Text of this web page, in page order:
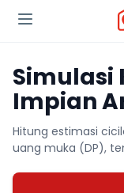
Simulasi
Impian
Hitung estimasi
uang muka (DP),